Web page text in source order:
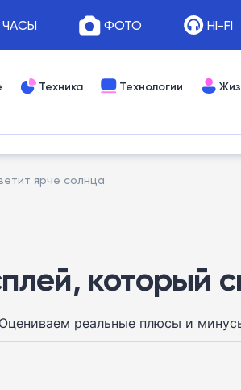
ЧАСЫ ФОТО HI-FI
Техника Технологии
ярче солнца
который
реальные плюсы и